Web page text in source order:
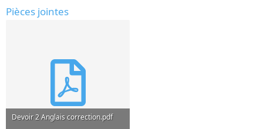
Pièces jointes
Devoir 2 Anglais correction.pdf